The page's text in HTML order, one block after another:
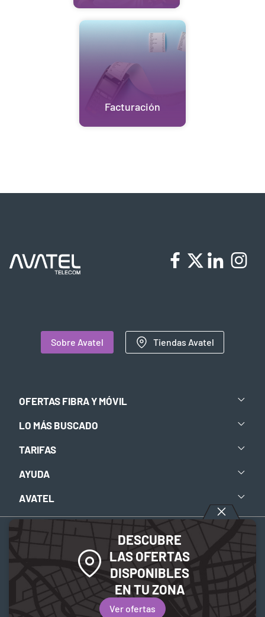
DESCUBRE
LAS OFERTAS
DISPONIBLES
EN TU ZONA
Ver ofertas
Facturación
Sobre Avatel Tiendas Avatel
OFERTAS FIBRA Y MÓVIL
LO MÁS BUSCADO
TARIFAS
AYUDA
AVATEL
Política de privacidad-Política de Cookies
© 2026 Avatel Telecom. Todos los derechos reservados.